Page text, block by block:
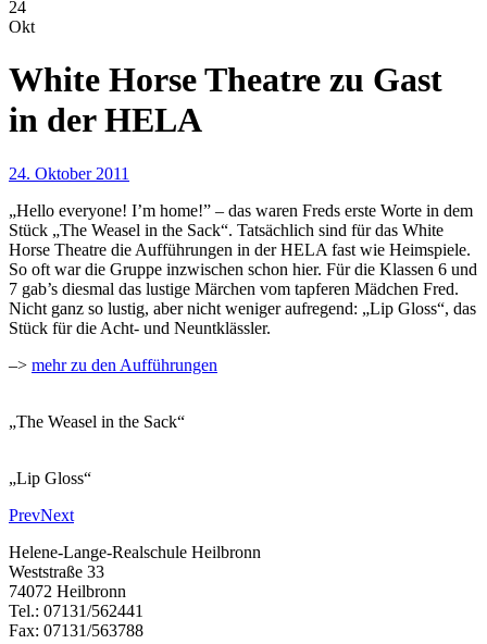
24
Okt
White Horse Theatre zu Gast
in der HELA
24. Oktober 2011
„Hello everyone! I’m home!” – das waren Freds erste Worte in dem
Stück „The Weasel in the Sack“. Tatsächlich sind für das White
Horse Theatre die Aufführungen in der HELA fast wie Heimspiele.
So oft war die Gruppe inzwischen schon hier. Für die Klassen 6 und
7 gab’s diesmal das lustige Märchen vom tapferen Mädchen Fred.
Nicht ganz so lustig, aber nicht weniger aufregend: „Lip Gloss“, das
Stück für die Acht- und Neuntklässler.
–> mehr zu den Aufführungen
„The Weasel in the Sack“
„Lip Gloss“
PrevNext
Helene-Lange-Realschule Heilbronn
Weststraße 33
74072 Heilbronn
Tel.: 07131/562441
Fax: 07131/563788